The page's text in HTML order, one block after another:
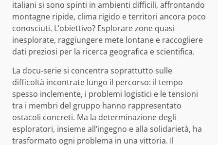
italiani si sono spinti in ambienti difficili, affrontando
montagne ripide, clima rigido e territori ancora poco
conosciuti. L’obiettivo? Esplorare zone quasi
inesplorate, raggiungere mete lontane e raccogliere
dati preziosi per la ricerca geografica e scientifica.
La docu-serie si concentra soprattutto sulle
difficoltà incontrate lungo il percorso: il tempo
spesso inclemente, i problemi logistici e le tensioni
tra i membri del gruppo hanno rappresentato
ostacoli concreti. Ma la determinazione degli
esploratori, insieme all’ingegno e alla solidarietà, ha
trasformato ogni problema in una vittoria. Il